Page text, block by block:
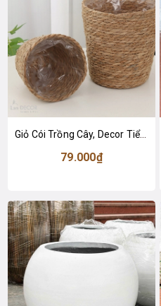
Giỏ Cói Trồng Cây, Decor Tiểu Cảnh - GC130
79.000₫